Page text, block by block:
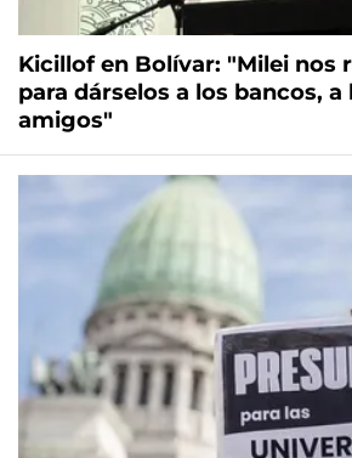
Kicillof en Bolívar: "Milei nos
para dárselos a los bancos, a
amigos"